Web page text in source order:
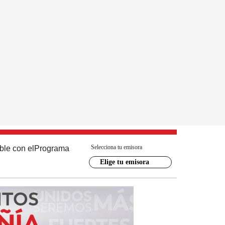
con el Programa Selecciona tu emisora
Elige tu emisora